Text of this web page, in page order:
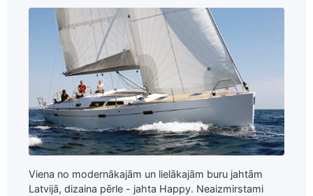
Viena no modernākajām un lielākajām buru jahtām
Latvijā, dizaina pērle - jahta Happy. Neaizmirstami